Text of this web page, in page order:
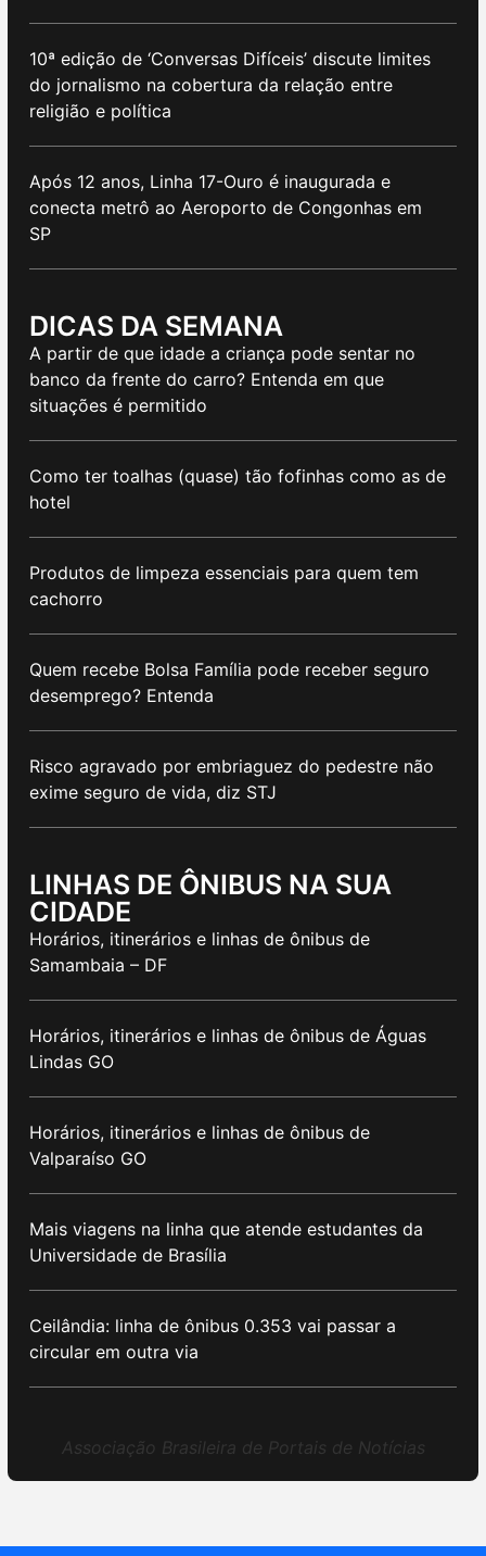
10ª edição de ‘Conversas Difíceis’ discute limites
do jornalismo na cobertura da relação entre
religião e política
Após 12 anos, Linha 17-Ouro é inaugurada e
conecta metrô ao Aeroporto de Congonhas em
SP
DICAS DA SEMANA
A partir de que idade a criança pode sentar no
banco da frente do carro? Entenda em que
situações é permitido
Como ter toalhas (quase) tão fofinhas como as de
hotel
Produtos de limpeza essenciais para quem tem
cachorro
Quem recebe Bolsa Família pode receber seguro
desemprego? Entenda
Risco agravado por embriaguez do pedestre não
exime seguro de vida, diz STJ
LINHAS DE ÔNIBUS NA SUA
CIDADE
Horários, itinerários e linhas de ônibus de
Samambaia – DF
Horários, itinerários e linhas de ônibus de Águas
Lindas GO
Horários, itinerários e linhas de ônibus de
Valparaíso GO
Mais viagens na linha que atende estudantes da
Universidade de Brasília
Ceilândia: linha de ônibus 0.353 vai passar a
circular em outra via
Associação Brasileira de Portais de Notícias